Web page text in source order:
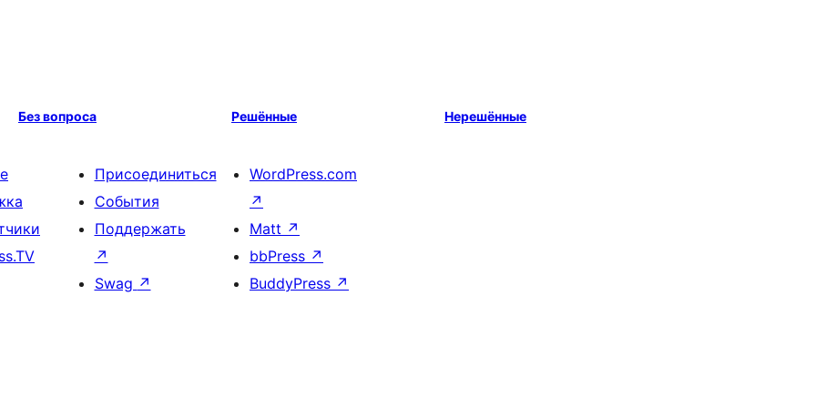
Без вопроса Решённые Нерешённые
Присоединиться
События
Поддержать
↗
Swag ↗
WordPress.com
↗
Matt ↗
bbPress ↗
BuddyPress ↗